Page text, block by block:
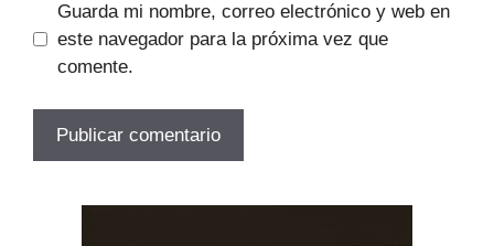
Guarda mi nombre, correo electrónico y web en
este navegador para la próxima vez que
comente.